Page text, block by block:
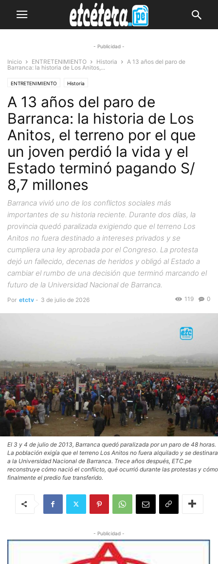
- Publicidad -
Inicio ENTRETENIMIENTO Historia
A 13 años del paro de
Barranca: la historia de Los Anitos,...
ENTRETENIMIENTO Historia
A 13 años del paro de
Barranca: la historia de Los
Anitos, el terreno por el que
un joven perdió la vida y el
Estado terminó pagando S/
8,7 millones
Barranca vivió uno de los conflictos sociales más
importantes de su historia reciente. Durante dos días, la
provincia quedó paralizada exigiendo que el terreno Los
Anitos no fuera destinado a intereses privados y se
cumpliera una ley aprobada por el Congreso. La protesta
dejó un fallecido, decenas de heridos y obligó al Estado a
cambiar el rumbo de una decisión que terminó marcando el
futuro de la Universidad Nacional de Barranca.
Por etctv - 3 de julio de 2026 0
119
El 3 y 4 de julio de 2013, Barranca quedó paralizada por un paro de 48 horas.
La población exigía que el terreno Los Anitos no fuera alquilado y se destinara
a la Universidad Nacional de Barranca. Trece años después, ETC.pe
reconstruye cómo nació el conflicto, qué ocurrió durante las protestas y cómo
finalmente el predio fue transferido.
- Publicidad -